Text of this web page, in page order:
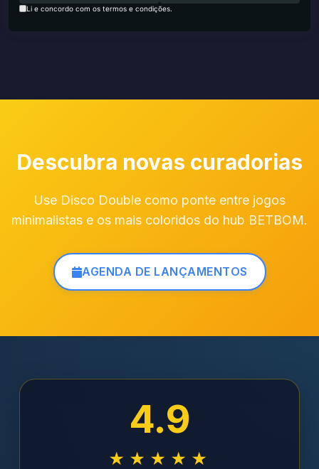
Li e concordo com os termos e condições.
Descubra novas curadorias
Use Disco Double como ponte entre jogos
minimalistas e os mais coloridos do hub BETBOM.
AGENDA DE LANÇAMENTOS
4.9
★★★★★